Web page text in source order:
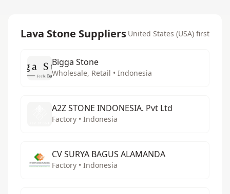
Lava Stone Suppliers United States (USA) first
Bigga Stone
Wholesale, Retail • Indonesia
A2Z STONE INDONESIA. Pvt Ltd
Factory • Indonesia
CV SURYA BAGUS ALAMANDA
Factory • Indonesia